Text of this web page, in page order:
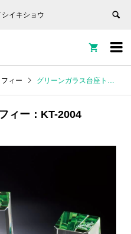
イキショウ


ィー グリーンガラス台座トロフィー：KT-2004
ィー：KT-2004